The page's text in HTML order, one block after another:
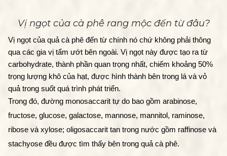
Vị ngọt của cà phê rang mộc đến từ đâu?
Vị ngọt của quả cà phê đến từ chính nó chứ không phải thông
qua các gia vị tẩm ướt bên ngoài. Vị ngọt này được tạo ra từ
carbohydrate, thành phần quan trọng nhất, chiếm khoảng 50%
trọng lượng khô của hạt, được hình thành bên trong lá và vỏ
quả trong suốt quá trình phát triển.
Trong đó, đường monosaccarit tự do bao gồm arabinose,
fructose, glucose, galactose, mannose, mannitol, raminose,
ribose và xylose; oligosaccarit tan trong nước gồm raffinose và
stachyose đều được tìm thấy bên trong quả cà phê.